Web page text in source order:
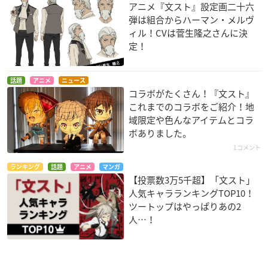
アニメ『文スト』設定画二十六
弾は組合からハーマン・メルヴ
ィル！CVは菅生隆之さんに決
定！
話題 アニメ ニュース
コラボがたくさん！『文スト』
これまでのコラボをご紹介！地
域限定や色んなアイテムとコラ
ボありました。
1コメント
ランキング 話題 アニメ マンガ
【投票数3万5千超】「文スト」
人気キャラランキングTOP10！
ツートップはやっぱりあの2
人…！